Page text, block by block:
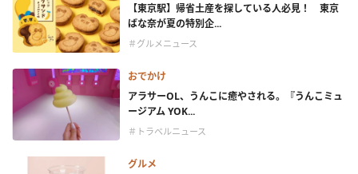
【東京駅】帰省土産を探している人必見！ 東京
ばな奈が夏の特別企...
＃グルメニュース
おでかけ
アラサーOL、うんこに癒やされる。『うんこミュ
ージアム YOK...
＃トラベルニュース
グルメ